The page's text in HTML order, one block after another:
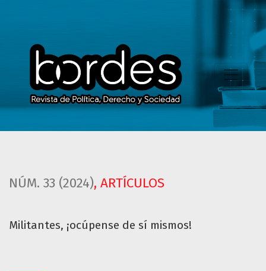
NÚM. 33 (2024), ARTÍCULOS
Militantes, ¡ocúpense de sí mismos!